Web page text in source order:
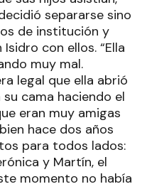
momento no había
me hablaron
está destruido”,
y Francesca. Los
de novios en
se casaron con una
asistieron más de
matrimonio ella dejó
una marca de
padres de Mateo,
de 2020, Gago
en el momento que